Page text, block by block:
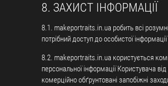
8. ЗАХИСТ ІНФОРМАЦІЇ
8.1. makeportraits.in.ua робить всі
потрібний доступ до особистої
8.2. makeportraits.in.ua користується
персональної інформації Користувача
комерційно обґрунтовані запобіжні